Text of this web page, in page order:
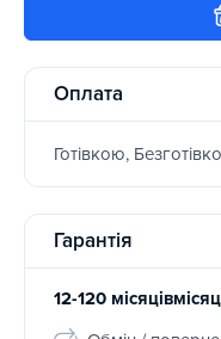
Оплата
Готівкою,
Гарантія
12-120